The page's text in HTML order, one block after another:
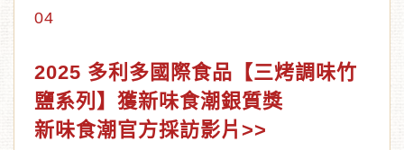
04
2025 多利多國際食品 【三烤調味竹
鹽系列】獲新味食潮銀質獎
新味食潮官方採訪影片>>